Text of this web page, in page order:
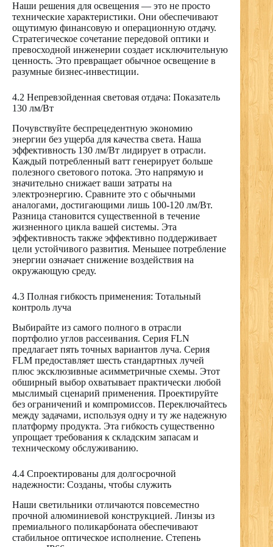
Наши решения для освещения — это не просто
технические характеристики. Они обеспечивают
ощутимую финансовую и операционную отдачу.
Стратегическое сочетание передовой оптики и
превосходной инженерии создает исключительную
ценность. Это превращает обычное освещение в
разумные бизнес-инвестиции.
4.2 Непревзойденная световая отдача: Показатель
130 лм/Вт
Почувствуйте беспрецедентную экономию
энергии без ущерба для качества света. Наша
эффективность 130 лм/Вт лидирует в отрасли.
Каждый потребленный ватт генерирует больше
полезного светового потока. Это напрямую и
значительно снижает ваши затраты на
электроэнергию. Сравните это с обычными
аналогами, достигающими лишь 100-120 лм/Вт.
Разница становится существенной в течение
жизненного цикла вашей системы. Эта
эффективность также эффективно поддерживает
цели устойчивого развития. Меньшее потребление
энергии означает снижение воздействия на
окружающую среду.
4.3 Полная гибкость применения: Тотальный
контроль луча
Выбирайте из самого полного в отрасли
портфолио углов рассеивания. Серия FLN
предлагает пять точных вариантов луча. Серия
FLM предоставляет шесть стандартных лучей
плюс эксклюзивные асимметричные схемы. Этот
обширный выбор охватывает практически любой
мыслимый сценарий применения. Проектируйте
без ограничений и компромиссов. Переключайтесь
между задачами, используя одну и ту же надежную
платформу продукта. Эта гибкость существенно
упрощает требования к складским запасам и
техническому обслуживанию.
4.4 Спроектированы для долгосрочной
надежности: Созданы, чтобы служить
Наши светильники отличаются повсеместно
прочной алюминиевой конструкцией. Линзы из
премиального поликарбоната обеспечивают
стабильное оптическое исполнение. Степень